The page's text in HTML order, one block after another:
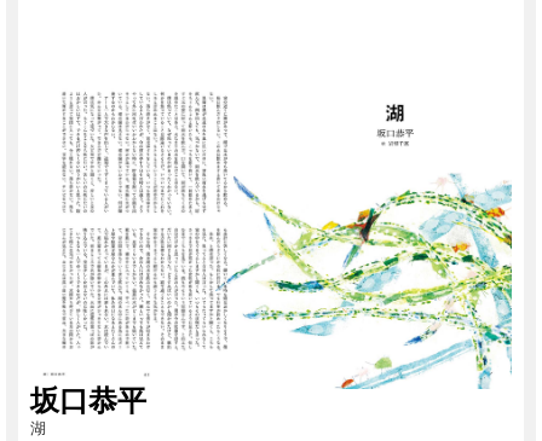
坂口恭平
湖